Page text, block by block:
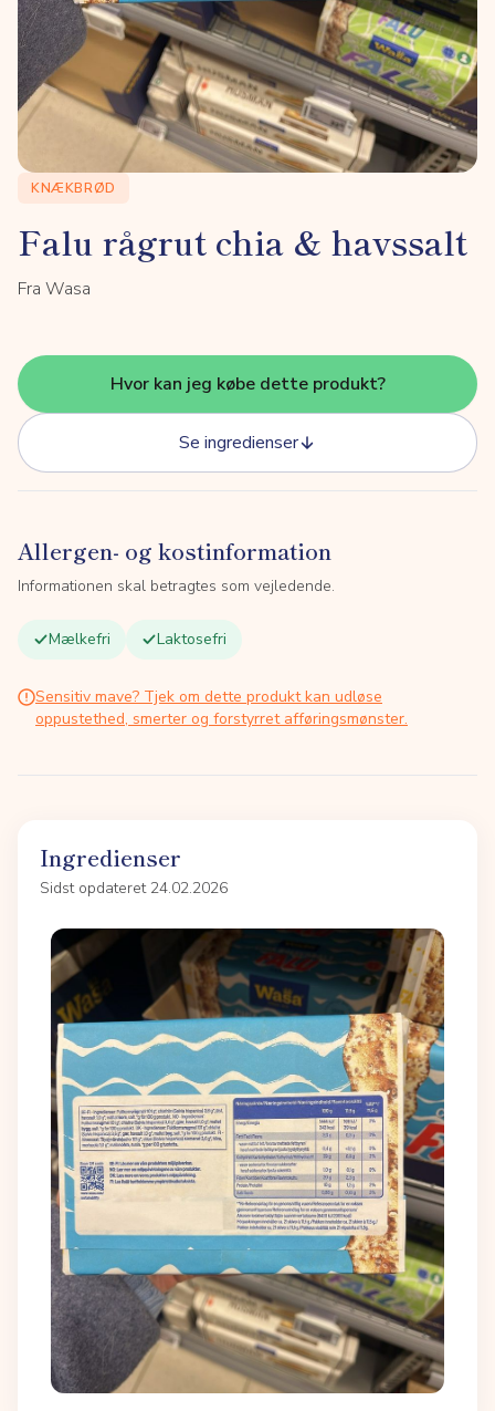
KNÆKBRØD
Falu rågrut chia & havssalt
Fra Wasa
Hvor kan jeg købe dette produkt?
Se ingredienser
Allergen- og kostinformation
Informationen skal betragtes som vejledende.
Mælkefri Laktosefri
Sensitiv mave? Tjek om dette produkt kan udløse
oppustethed, smerter og forstyrret afføringsmønster.
Ingredienser
Sidst opdateret 24.02.2026